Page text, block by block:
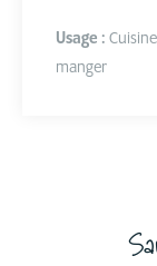
Usage : Cuisine
manger